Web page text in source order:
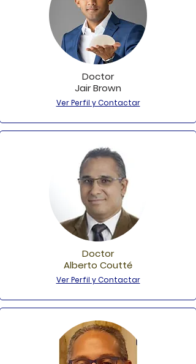
Doctor
Jair Brown
Ver Perfil y Contactar
Doctor
Alberto Coutté
Ver Perfil y Contactar